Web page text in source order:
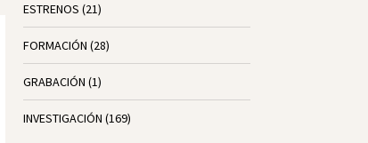
ESTRENOS (21)
FORMACIÓN (28)
GRABACIÓN (1)
INVESTIGACIÓN (169)